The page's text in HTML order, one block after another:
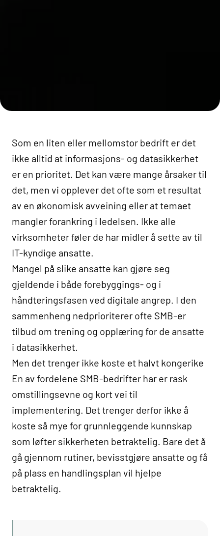
Som en liten eller mellomstor bedrift er det
ikke alltid at informasjons- og datasikkerhet
er en prioritet. Det kan være mange årsaker til
det, men vi opplever det ofte som et resultat
av en økonomisk avveining eller at temaet
mangler forankring i ledelsen. Ikke alle
virksomheter føler de har midler å sette av til
IT-kyndige ansatte.
Mangel på slike ansatte kan gjøre seg
gjeldende i både forebyggings- og i
håndteringsfasen ved digitale angrep. I den
sammenheng nedprioriterer ofte SMB-er
tilbud om trening og opplæring for de ansatte
i datasikkerhet.
Men det trenger ikke koste et halvt kongerike
En av fordelene SMB-bedrifter har er rask
omstillingsevne og kort vei til
implementering. Det trenger derfor ikke å
koste så mye for grunnleggende kunnskap
som løfter sikkerheten betraktelig. Bare det å
gå gjennom rutiner, bevisstgjøre ansatte og få
på plass en handlingsplan vil hjelpe
betraktelig.